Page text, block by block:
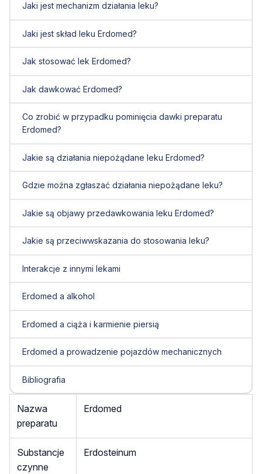
Jaki jest mechanizm działania leku?
Jaki jest skład leku Erdomed?
Jak stosować lek Erdomed?
Jak dawkować Erdomed?
Co zrobić w przypadku pominięcia dawki preparatu
Erdomed?
Jakie są działania niepożądane leku Erdomed?
Gdzie można zgłaszać działania niepożądane leku?
Jakie są objawy przedawkowania leku Erdomed?
Jakie są przeciwwskazania do stosowania leku?
Interakcje z innymi lekami
Erdomed a alkohol
Erdomed a ciąża i karmienie piersią
Erdomed a prowadzenie pojazdów mechanicznych
Bibliografia
Nazwa
preparatu
Erdomed
Substancje
czynne
Erdosteinum